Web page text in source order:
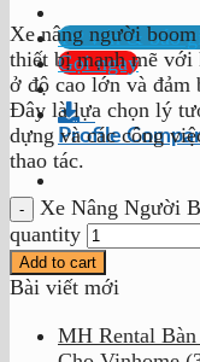
Tư vấn & báo
Gọi ngay
Profile
Xe nâng người
thiết bị mạnh mẽ với
ở độ cao lớn và đảm
Đây là lựa chọn lý
dựng và các công
thao tác.
Xe Nâng Người
quantity
Add to cart
Bài viết mới
MH Rental